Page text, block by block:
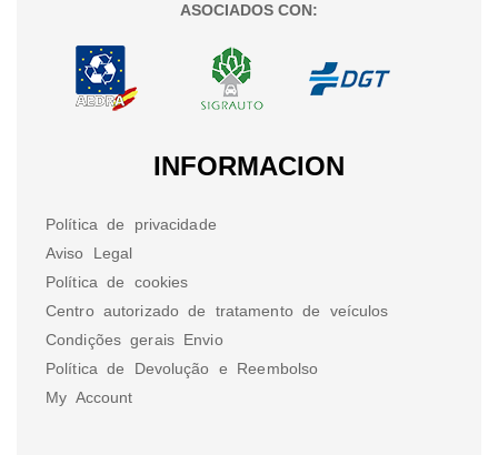
ASOCIADOS CON:
INFORMACION
Política de privacidade
Aviso Legal
Política de cookies
Centro autorizado de tratamento de veículos
Condições gerais Envio
Política de Devolução e Reembolso
My Account